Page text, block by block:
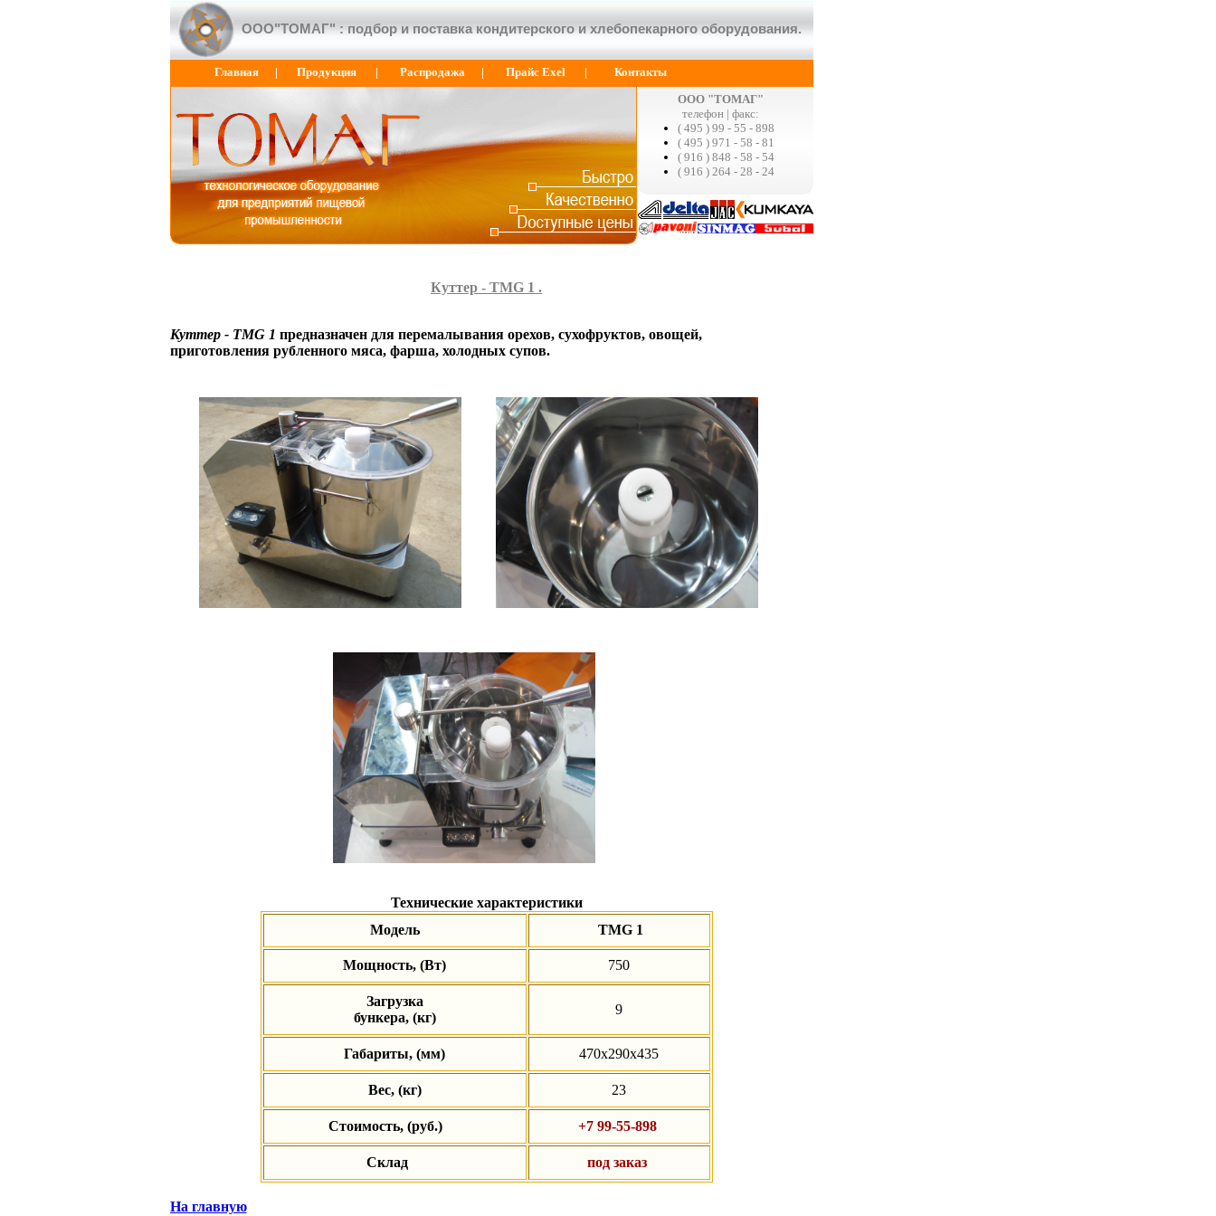
ООО"ТОМАГ" : подбор и поставка кондитерского и хлебопекарного оборудования.
ООО "ТОМАГ"
телефон | факс:
( 495 ) 99 - 55 - 898
( 495 ) 971 - 58 - 81
( 916 ) 848 - 58 - 54
( 916 ) 264 - 28 - 24
Главная| Продукция| Распродажа| Прайс Exel| Контакты
Куттер - TMG 1 .
Куттер - TMG 1 предназначен для перемалывания орехов, сухофруктов, овощей,
приготовления рубленного мяса, фарша, холодных супов.
Технические характеристики
Модель
TMG 1
Мощность, (Вт) 750
Загрузка
бункера, (кг)
9
Габариты, (мм) 470х290х435
Вес, (кг) 23
Стоимость, (руб.) +7 99-55-898
Склад под заказ
На главную